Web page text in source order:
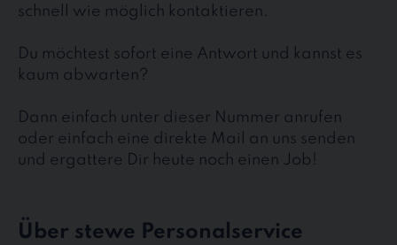
schnell wie möglich kontaktieren.
Du möchtest sofort eine Antwort und kannst es
kaum abwarten?
Dann einfach unter dieser Nummer anrufen
oder einfach eine direkte Mail an uns senden
und ergattere Dir heute noch einen Job!
Über stewe Personalservice